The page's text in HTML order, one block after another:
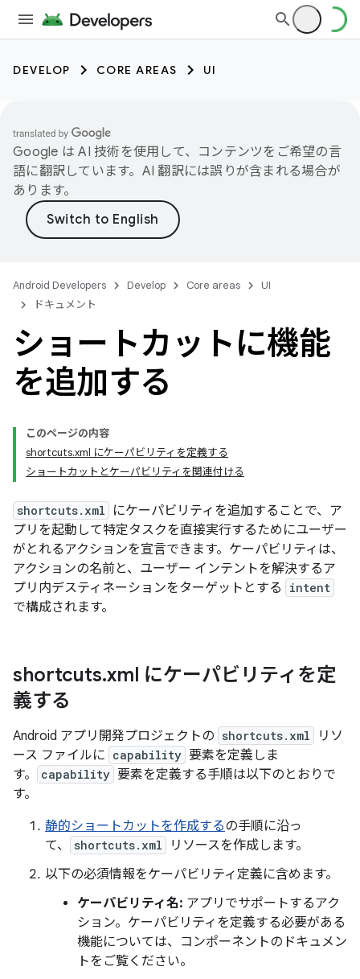
DEVELOP CORE AREAS UI
Google は AI 技術を使用して、コンテンツをご希望の言
語に翻訳しています。AI 翻訳には誤りが含まれる場合が
あります。
Android Developers Develop Core areas
UI
ドキュメント
ショートカットに機能
を追加する
このページの内容
shortcuts.xml にケーパビリティを定義する
ショートカットとケーパビリティを関連付ける
shortcuts.xml
にケーパビリティを追加することで、ア
プリを起動して特定タスクを直接実行するためにユーザー
がとれるアクションを宣言できます。ケーパビリティは、
アクションの名前と、ユーザー インテントを解決するア
プリ内デスティネーションをターゲットとする
intent
で構成されます。
shortcuts.xml にケーパビリティを定
義する
Android アプリ開発プロジェクトの shortcuts.xml
リソ
ース ファイルに capability 要素を定義しま
す。
capability 要素を定義する手順は以下のとおりで
す。
静的ショートカットを作成するの手順に沿っ
て、
shortcuts.xml
リソースを作成します。
以下の必須情報をケーパビリティ定義に含めます。
ケーパビリティ名: アプリでサポートするアク
ション。ケーパビリティを定義する必要がある
機能については、コンポーネントのドキュメン
トをご覧ください。